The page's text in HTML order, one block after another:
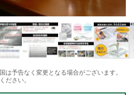
予告なく変更となる場合がございます。
ださい。